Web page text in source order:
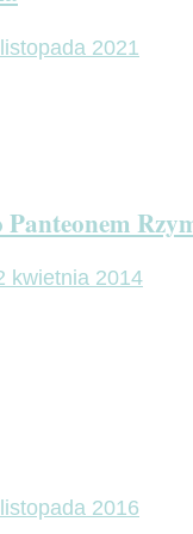
2021
kwietnia 2014
2016